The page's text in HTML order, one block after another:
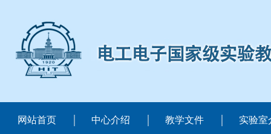
网站首页 中心介绍 教学文件 实验室